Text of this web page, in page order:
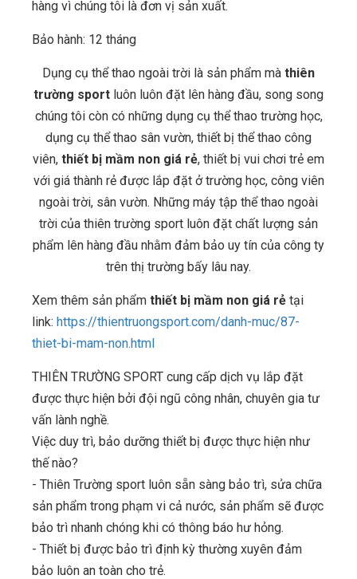
hàng vì chúng tôi là đơn vị sản xuất.
Bảo hành: 12 tháng
Dụng cụ thể thao ngoài trời là sản phẩm mà thiên
trường sport luôn luôn đặt lên hàng đầu, song song
chúng tôi còn có những dụng cụ thể thao trường học,
dụng cụ thể thao sân vườn, thiết bị thể thao công
viên, thiết bị mầm non giá rẻ, thiết bị vui chơi trẻ em
với giá thành rẻ được lắp đặt ở trường học, công viên
ngoài trời, sân vườn. Những máy tập thể thao ngoài
trời của thiên trường sport luôn đặt chất lượng sản
phẩm lên hàng đầu nhằm đảm bảo uy tín của công ty
trên thị trường bấy lâu nay.
Xem thêm sản phẩm thiết bị mầm non giá rẻ tại
link: https://thientruongsport.com/danh-muc/87-
thiet-bi-mam-non.html
THIÊN TRƯỜNG SPORT cung cấp dịch vụ lắp đặt
được thực hiện bởi đội ngũ công nhân, chuyên gia tư
vấn lành nghề.
Việc duy trì, bảo dưỡng thiết bị được thực hiện như
thế nào?
- Thiên Trường sport luôn sẵn sàng bảo trì, sửa chữa
sản phẩm trong phạm vi cả nước, sản phẩm sẽ được
bảo trì nhanh chóng khi có thông báo hư hỏng.
- Thiết bị được bảo trì định kỳ thường xuyên đảm
bảo luôn an toàn cho trẻ.